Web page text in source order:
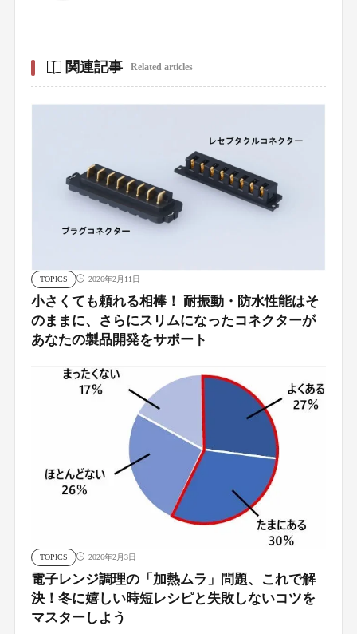
関連記事 Related articles
TOPICS 2026年2月11日
小さくても頼れる相棒！ 耐振動・防水性能はそ
のままに、さらにスリムになったコネクターが
あなたの製品開発をサポート
TOPICS 2026年2月3日
電子レンジ調理の「加熱ムラ」問題、これで解
決！冬に嬉しい時短レシピと失敗しないコツを
マスターしよう